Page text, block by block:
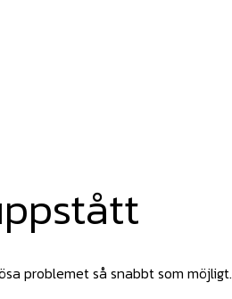
problemet så snabbt som möjligt.